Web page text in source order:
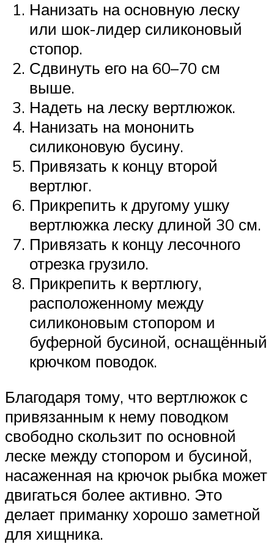
Нанизать на основную леску
или шок-лидер силиконовый
стопор.
Сдвинуть его на 60–70 см
выше.
Надеть на леску вертлюжок.
Нанизать на мононить
силиконовую бусину.
Привязать к концу второй
вертлюг.
Прикрепить к другому ушку
вертлюжка леску длиной 30 см.
Привязать к концу лесочного
отрезка грузило.
Прикрепить к вертлюгу,
расположенному между
силиконовым стопором и
буферной бусиной, оснащённый
крючком поводок.
Благодаря тому, что вертлюжок с
привязанным к нему поводком
свободно скользит по основной
леске между стопором и бусиной,
насаженная на крючок рыбка может
двигаться более активно. Это
делает приманку хорошо заметной
для хищника.